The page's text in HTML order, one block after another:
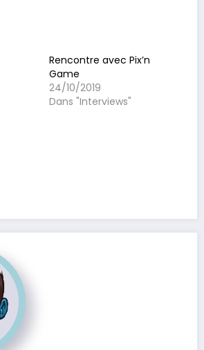
Rencontre avec Pix’n
Game
24/10/2019
Dans "Interviews"